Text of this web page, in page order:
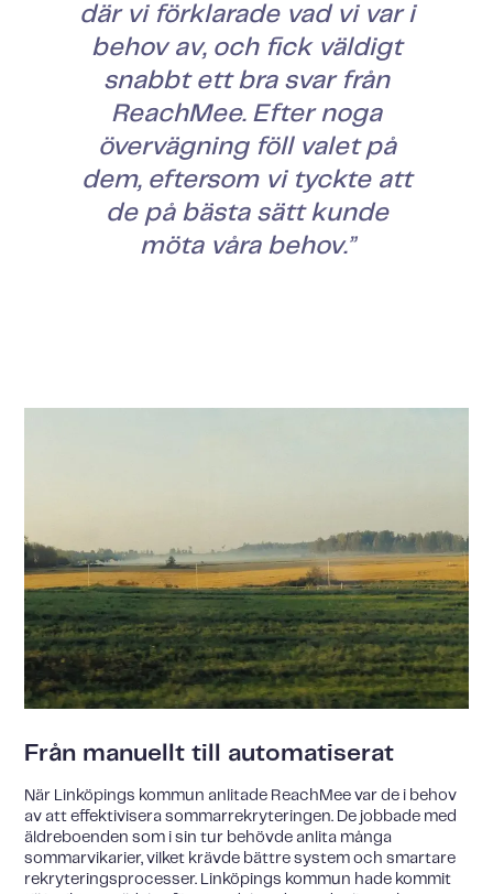
där vi förklarade vad vi var i
behov av, och fick väldigt
snabbt ett bra svar från
ReachMee. Efter noga
övervägning föll valet på
dem, eftersom vi tyckte att
de på bästa sätt kunde
möta våra behov.”
Från manuellt till automatiserat
När Linköpings kommun anlitade ReachMee var de i behov
av att effektivisera sommarrekryteringen. De jobbade med
äldreboenden som i sin tur behövde anlita många
sommarvikarier, vilket krävde bättre system och smartare
rekryteringsprocesser. Linköpings kommun hade kommit